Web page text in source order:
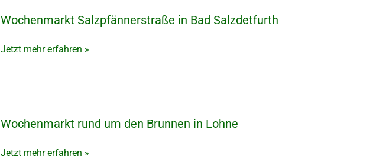
Wochenmarkt Salzpfännerstraße in Bad Salzdetfurth
Wochenmarkt
in
Jetzt mehr erfahren »
Wochenmarkt rund um den Brunnen in Lohne
Wochenmarkt
um
Jetzt mehr erfahren »